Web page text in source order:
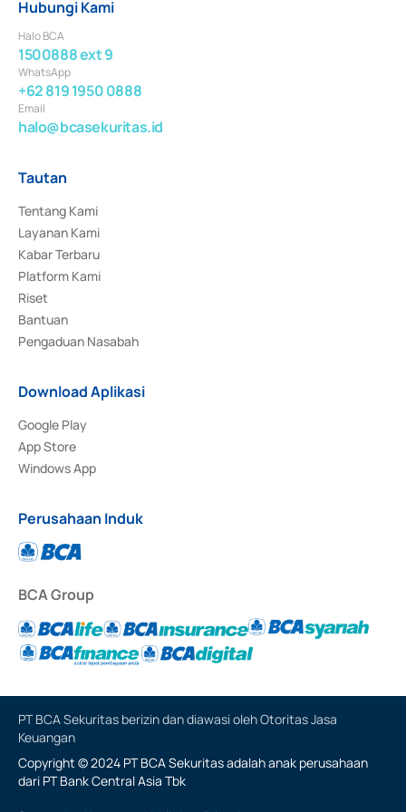
Hubungi Kami
Halo BCA
1500888 ext 9
WhatsApp
+62 819 1950 0888
Email
halo@bcasekuritas.id
Tautan
Tentang Kami
Layanan Kami
Kabar Terbaru
Platform Kami
Riset
Bantuan
Pengaduan Nasabah
Download Aplikasi
Google Play
App Store
Windows App
Perusahaan Induk
BCA Group
PT BCA Sekuritas berizin dan diawasi oleh Otoritas Jasa
Keuangan
Copyright © 2024 PT BCA Sekuritas adalah anak perusahaan
dari PT Bank Central Asia Tbk